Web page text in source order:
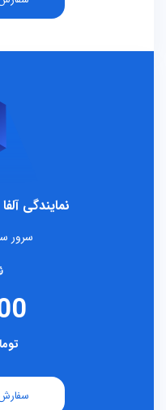
نمایندگی
سرور
سفارش